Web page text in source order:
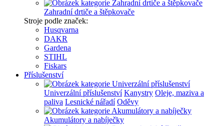
Zahradní drtiče a štěpkovače
Stroje podle značek:
Husqvarna
DAKR
Gardena
STIHL
Fiskars
Příslušenství
Univerzální příslušenství Kanystry Oleje, maziva a
paliva Lesnické nářadí Oděvy
Akumulátory a nabíječky